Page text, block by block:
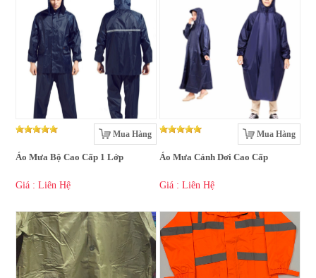
Mua Hàng
Áo Mưa Bộ Cao Cấp 1 Lớp
Giá : Liên Hệ
Mua Hàng
Áo Mưa Cánh Dơi Cao Cấp
Giá : Liên Hệ